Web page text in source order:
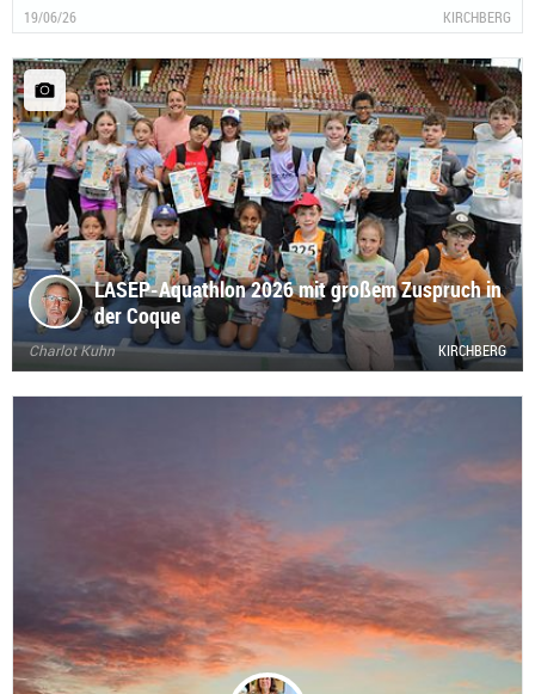
19/06/26 KIRCHBERG
LASEP-Aquathlon 2026 mit großem Zuspruch in
der Coque
Charlot Kuhn KIRCHBERG